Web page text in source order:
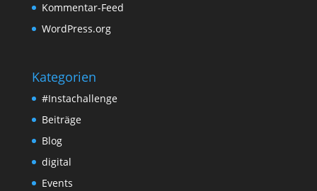
Kommentar-Feed
WordPress.org
Kategorien
#Instachallenge
Beiträge
Blog
digital
Events